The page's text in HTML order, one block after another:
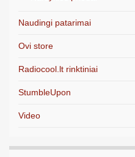
Naudingi patarimai
Ovi store
Radiocool.lt rinktiniai
StumbleUpon
Video